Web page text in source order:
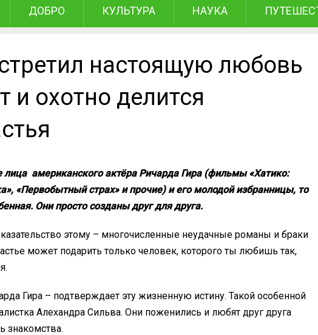
ДОБРО КУЛЬТУРА НАУКА
настоящую любовь
и охотно делится
лица американского актёра Ричарда Гира (фильмы «Хатико:
«Первобытный страх» и прочие) и его молодой избранницы, то
Они просто созданы друг для друга.
этому – многочисленные неудачные романы и браки
может подарить только человек, которого ты любишь так,
Гира – подтверждает эту жизненную истину. Такой особенной
Алехандра Сильва. Они поженились и любят друг друга
знакомства.